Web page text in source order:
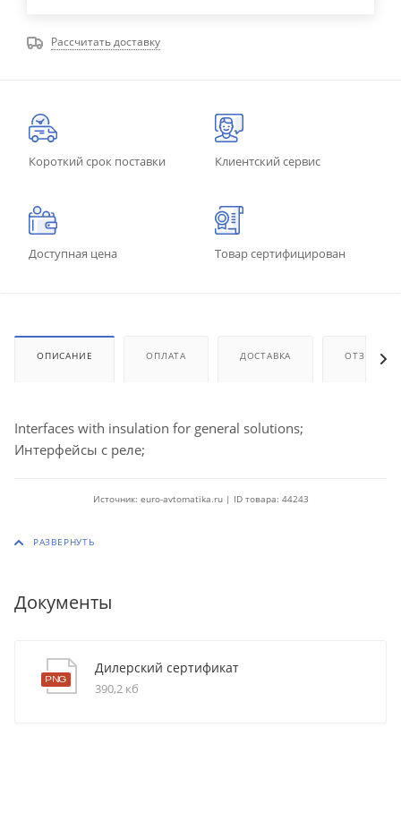
Рассчитать доставку
Короткий срок поставки Клиентский сервис
Доступная цена Товар сертифицирован
ОПИСАНИЕ ОПЛАТА ДОСТАВКА ОТЗЫВЫ
Interfaces with insulation for general solutions;
Интерфейсы с реле;
Источник: euro-avtomatika.ru | ID товара: 44243
Документы
Дилерский сертификат
390,2 кб